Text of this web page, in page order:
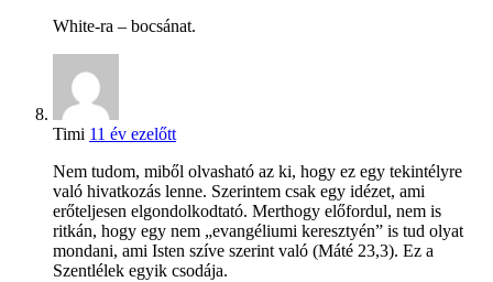
White-ra – bocsánat.
Timi 11 év ezelőtt
Nem tudom, miből olvasható az ki, hogy ez egy tekintélyre
való hivatkozás lenne. Szerintem csak egy idézet, ami
erőteljesen elgondolkodtató. Merthogy előfordul, nem is
ritkán, hogy egy nem „evangéliumi keresztyén” is tud olyat
mondani, ami Isten szíve szerint való (Máté 23,3). Ez a
Szentlélek egyik csodája.